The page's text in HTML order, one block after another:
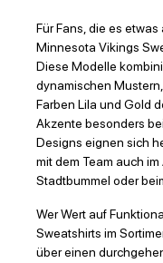
Für Fans, die es
Minnesota Vikings
Diese Modelle
dynamischen
Farben Lila und Gold
Akzente besonders
Designs eignen sich
mit dem Team auch
Stadtbummel oder
Wer Wert auf
Sweatshirts im
über einen